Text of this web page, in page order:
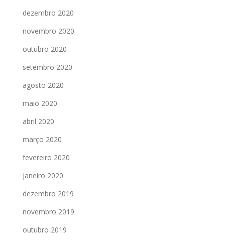
dezembro 2020
novembro 2020
outubro 2020
setembro 2020
agosto 2020
maio 2020
abril 2020
março 2020
fevereiro 2020
janeiro 2020
dezembro 2019
novembro 2019
outubro 2019